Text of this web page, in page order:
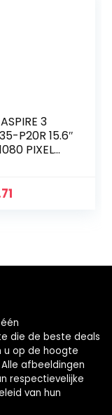
10 Home
3
P20R 15.6″
PIXEL
die de beste deals
u op de hoogte
afbeeldingen
respectievelijke
van hun